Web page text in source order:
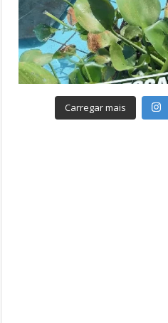
Carregar mais